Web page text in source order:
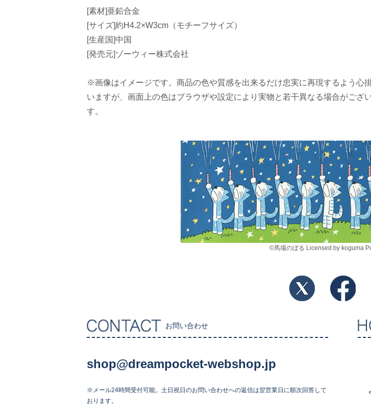
[素材]亜鉛合金
[サイズ]約H4.2×W3cm（モチーフサイズ）
[生産国]中国
[発売元]ゾーウィー株式会社
※画像はイメージです。商品の色や質感を出来るだけ忠実に再現するよう心
いますが、画面上の色はブラウザや設定により実物と若干異なる場合がござ
す。
©馬場のぼる Licensed by koguma
お問い合わせ
shop@dreampocket-webshop.jp
※メール24時間受付可能。土日祝日のお問い合わせへの返信は翌営業日に順次回答して
おります。